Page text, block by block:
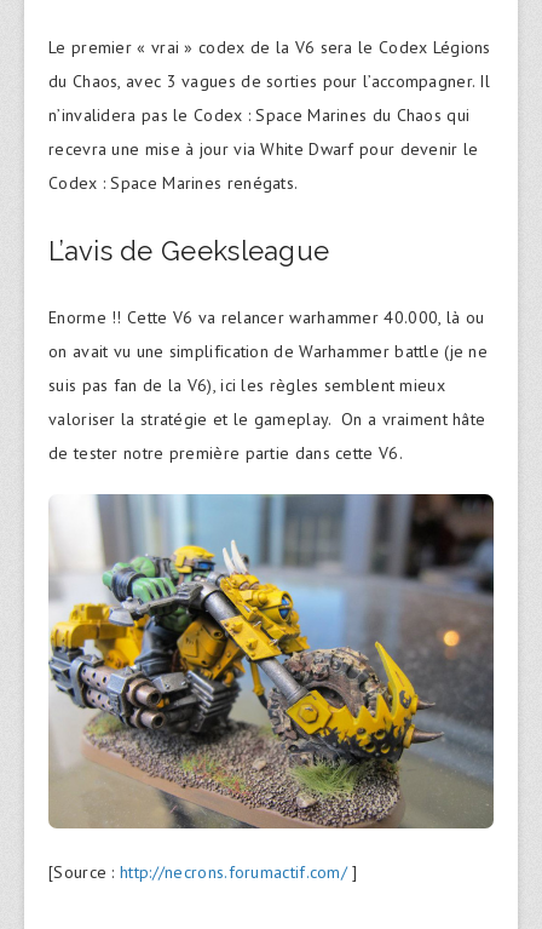
Le premier « vrai » codex de la V6 sera le Codex Légions
du Chaos, avec 3 vagues de sorties pour l’accompagner. Il
n’invalidera pas le Codex : Space Marines du Chaos qui
recevra une mise à jour via White Dwarf pour devenir le
Codex : Space Marines renégats.
L’avis de Geeksleague
Enorme !! Cette V6 va relancer warhammer 40.000, là ou
on avait vu une simplification de Warhammer battle (je ne
suis pas fan de la V6), ici les règles semblent mieux
valoriser la stratégie et le gameplay. On a vraiment hâte
de tester notre première partie dans cette V6.
[Source : http://necrons.forumactif.com/]